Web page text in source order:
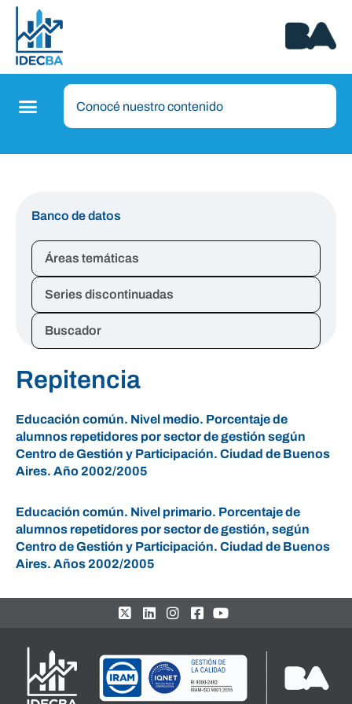
Banco de datos
Áreas temáticas
Series discontinuadas
Buscador
Repitencia
Educación común. Nivel medio. Porcentaje de
alumnos repetidores por sector de gestión según
Centro de Gestión y Participación. Ciudad de Buenos
Aires. Año 2002/2005
Educación común. Nivel primario. Porcentaje de
alumnos repetidores por sector de gestión, según
Centro de Gestión y Participación. Ciudad de Buenos
Aires. Años 2002/2005